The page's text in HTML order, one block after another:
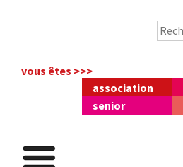
vous êtes >>>
association
senior